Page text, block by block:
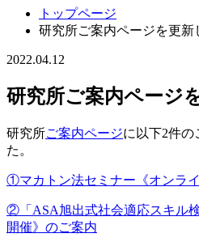
トップページ
研究所ご案内ページを更新
2022.04.12
研究所ご案内ページ
研究所ご案内ページに以下2件の
た。
①マカトン法セミナー《オンラ
②「ASA旭出式社会適応スキル
開催》のご案内